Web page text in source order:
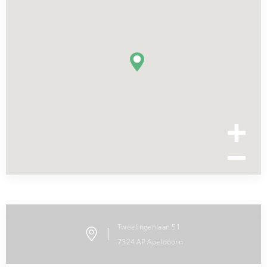
Tweelingenlaan 51
7324 AP Apeldoorn